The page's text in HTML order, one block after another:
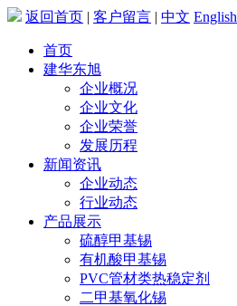
返回首页 | 客户留言 | 中文 English
首页
建华东旭
企业概况
企业文化
企业荣誉
发展历程
新闻资讯
企业动态
行业动态
产品展示
硫醇甲基锡
有机酸甲基锡
PVC管材类热稳定剂
二甲基氧化锡